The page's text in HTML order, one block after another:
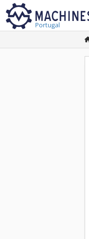
Portugal